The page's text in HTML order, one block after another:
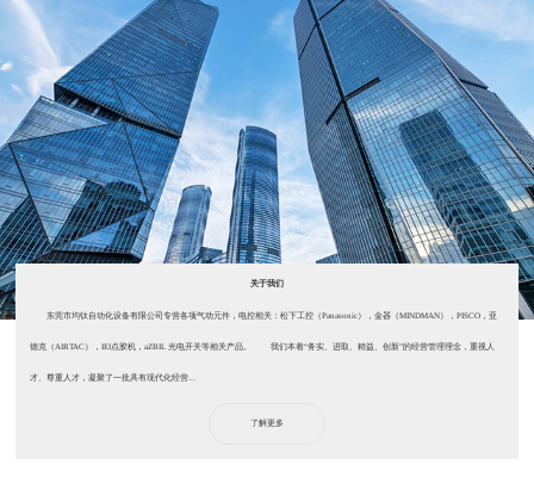
关于我们
东莞市均钛自动化设备有限公司专营各项气动元件，电控相关：松下工控（Panasonic），金器（MINDMAN），PISCO，亚
德克（AIRTAC），IEI点胶机，aZBIL 光电开关等相关产品。 我们本着“务实、进取、精益、创新”的经营管理理念，重视人
才、尊重人才，凝聚了一批具有现代化经营...
了解更多